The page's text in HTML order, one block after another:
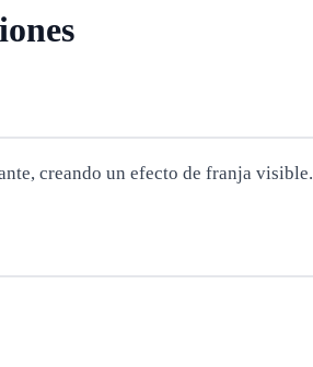
creando un efecto de franja visible.